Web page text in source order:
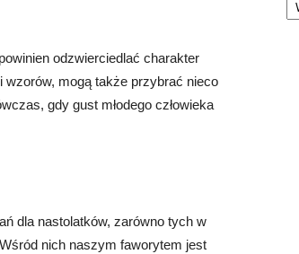
odzwierciedlać charakter
wzorów, mogą także przybrać nieco
gdy gust młodego człowieka
dla nastolatków, zarówno tych w
nich naszym faworytem jest